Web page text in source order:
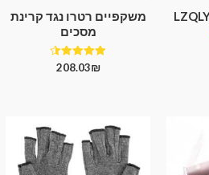
משקפיים רטרו נגד קרינת
מסכים
דורג
4.50
208.03₪